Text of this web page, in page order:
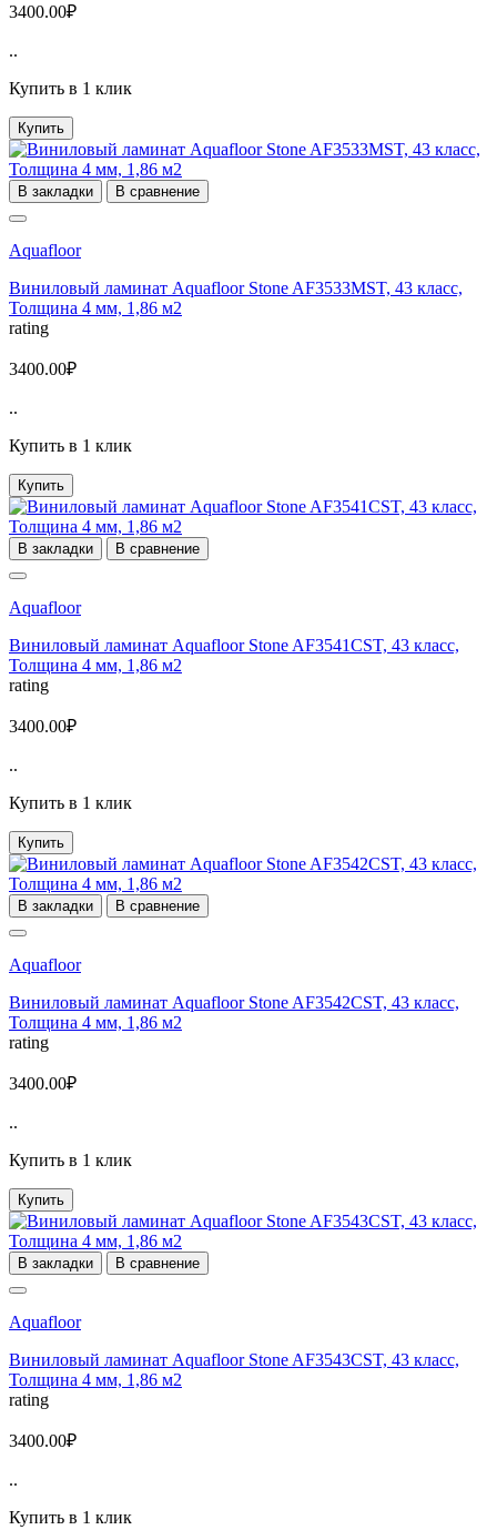
3400.00₽
..
Купить в 1 клик
Купить
В закладки В сравнение
Aquafloor
Виниловый ламинат Aquafloor Stone AF3533MST, 43 класс,
Толщина 4 мм, 1,86 м2
rating
3400.00₽
..
Купить в 1 клик
Купить
В закладки В сравнение
Aquafloor
Виниловый ламинат Aquafloor Stone AF3541CST, 43 класс,
Толщина 4 мм, 1,86 м2
rating
3400.00₽
..
Купить в 1 клик
Купить
В закладки В сравнение
Aquafloor
Виниловый ламинат Aquafloor Stone AF3542CST, 43 класс,
Толщина 4 мм, 1,86 м2
rating
3400.00₽
..
Купить в 1 клик
Купить
В закладки В сравнение
Aquafloor
Виниловый ламинат Aquafloor Stone AF3543CST, 43 класс,
Толщина 4 мм, 1,86 м2
rating
3400.00₽
..
Купить в 1 клик